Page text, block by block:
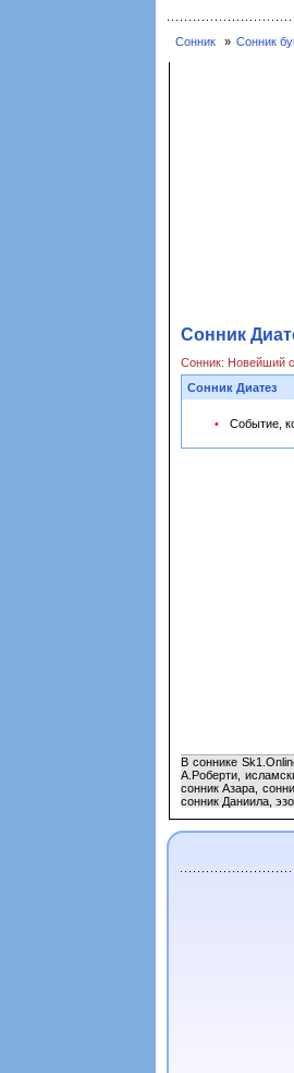
Сонник Сонник
Сонник
Сонник: Новейший
Сонник Диатез
Событие,
В соннике
А.Роберти,
сонник Азара,
сонник Даниила,